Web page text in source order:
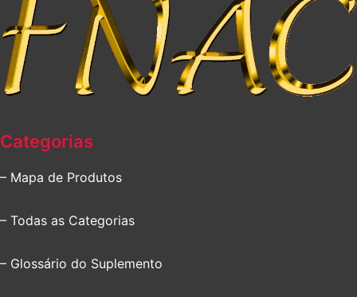
Categorias
– Mapa de Produtos
– Todas as Categorias
– Glossário do Suplemento